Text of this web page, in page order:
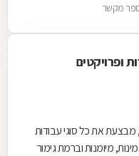
מקשר
ופרויקטים
מבצעת את כל סוגי עבודות
מיומנות וברמת גימור